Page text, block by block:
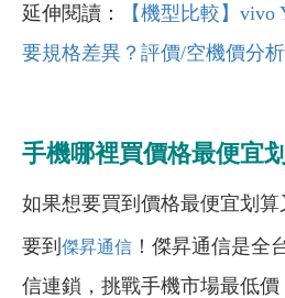
延伸閱讀：
【機型比較】
要規格差異？評價/空機價分析
手機哪裡買價格最便宜
如果想要買到價格最便宜划
要到 傑昇通信 ！傑昇通信是全
信連鎖，挑戰手機市場最低價